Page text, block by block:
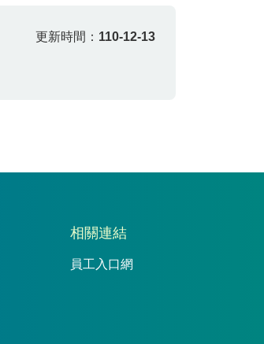
更新時間： 110-12-13
相關連結
員工入口網